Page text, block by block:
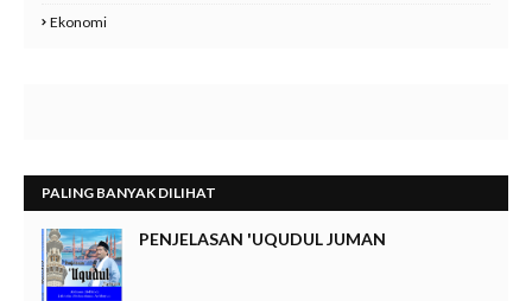
Ekonomi
PALING BANYAK DILIHAT
PENJELASAN 'UQUDUL JUMAN